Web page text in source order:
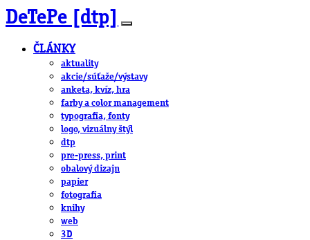
DeTePe [dtp]
ČLÁNKY
aktuality
akcie/súťaže/výstavy
anketa, kvíz, hra
farby a color management
typografia, fonty
logo, vizuálny štýl
dtp
pre-press, print
obalový dizajn
papier
fotografia
knihy
web
3D